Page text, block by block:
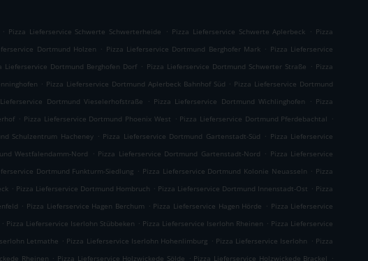
. Pizza Lieferservice Schwerte Schwerterheide . Pizza Lieferservice Schwerte Aplerbeck . Pizza
Dortmund Holzen . Pizza Lieferservice Dortmund Berghofer Mark . Pizza Lieferservice
Lieferservice Dortmund Berghofen Dorf . Pizza Lieferservice Dortmund Schwerter Straße . Pizza
. Pizza Lieferservice Dortmund Aplerbeck Bahnhof Süd . Pizza Lieferservice Dortmund
Dortmund Vieselerhofstraße . Pizza Lieferservice Dortmund Wichlinghofen . Pizza
. Pizza Lieferservice Dortmund Phoenix West . Pizza Lieferservice Dortmund Pferdebachtal .
Schulzentrum Hacheney . Pizza Lieferservice Dortmund Gartenstadt-Süd . Pizza Lieferservice
Westfalendamm-Nord . Pizza Lieferservice Dortmund Gartenstadt-Nord . Pizza Lieferservice
Dortmund Funkturm-Siedlung . Pizza Lieferservice Dortmund Kolonie Neuasseln . Pizza
. Pizza Lieferservice Dortmund Hombruch . Pizza Lieferservice Dortmund Innenstadt-Ost . Pizza
. Pizza Lieferservice Hagen Berchum . Pizza Lieferservice Hagen Hörde . Pizza Lieferservice
. Pizza Lieferservice Iserlohn Stübbeken . Pizza Lieferservice Iserlohn Rheinen . Pizza Lieferservice
Letmathe . Pizza Lieferservice Iserlohn Hohenlimburg . Pizza Lieferservice Iserlohn . Pizza
Rheinen . Pizza Lieferservice Holzwickede Sölde . Pizza Lieferservice Holzwickede Brackel .